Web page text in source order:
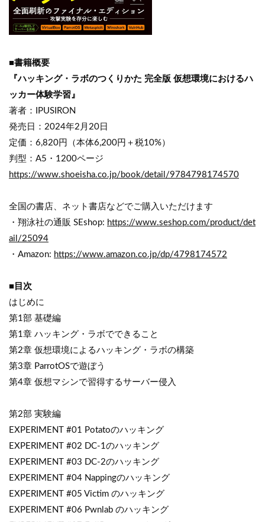
■書籍概要
『ハッキング・ラボのつくりかた 完全版 仮想環境におけるハ
ッカー体験学習』
著者：IPUSIRON
発売日：2024年2月20日
定価：6,820円（本体6,200円＋税10%）
判型：A5・1200ページ
https://www.shoeisha.co.jp/book/detail/9784798174570
全国の書店、ネット書店などでご購入いただけます
・翔泳社の通販 SEshop: https://www.seshop.com/product/det
ail/25094
・Amazon: https://www.amazon.co.jp/dp/4798174572
■目次
はじめに
第1部 基礎編
第1章 ハッキング・ラボでできること
第2章 仮想環境によるハッキング・ラボの構築
第3章 ParrotOSで遊ぼう
第4章 仮想マシンで習得するサーバー侵入
第2部 実験編
EXPERIMENT #01 Potatoのハッキング
EXPERIMENT #02 DC-1のハッキング
EXPERIMENT #03 DC-2のハッキング
EXPERIMENT #04 Nappingのハッキング
EXPERIMENT #05 Victim のハッキング
EXPERIMENT #06 Pwnlab のハッキング